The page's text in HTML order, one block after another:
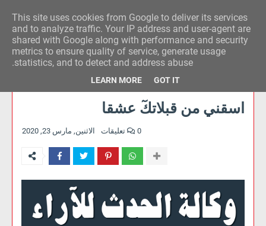
وكالة الحدث للآراء
اسقني من قبلاتكٓ عشقا
الاثنين, مارس 23, 2020 0 تعليقات
This site uses cookies from Google to deliver its services
and to analyze traffic. Your IP address and user-agent are
shared with Google along with performance and security
metrics to ensure quality of service, generate usage
statistics, and to detect and address abuse.
LEARN MORE GOT IT